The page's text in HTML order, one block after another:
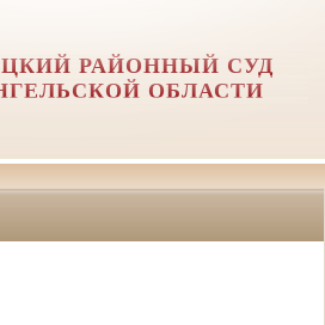
РАЙОННЫЙ СУД
ОБЛАСТИ